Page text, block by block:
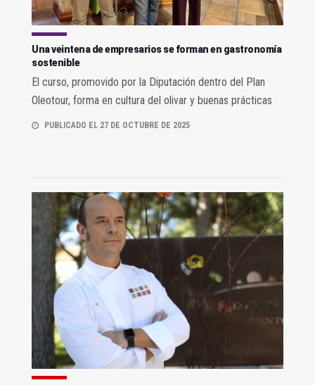
Una veintena de empresarios se forman en gastronomía
sostenible
El curso, promovido por la Diputación dentro del Plan
Oleotour, forma en cultura del olivar y buenas prácticas
PUBLICADO EL 27 DE OCTUBRE DE 2025